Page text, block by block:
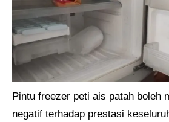
Pintu freezer peti ais patah boleh
negatif terhadap prestasi